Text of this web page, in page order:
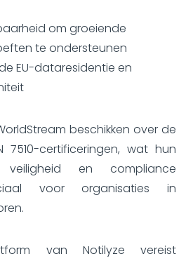
om groeiende
te ondersteunen
EU-dataresidentie en
beschikken over de
7510-certificeringen, wat hun
en compliance
voor organisaties in
van Notilyze vereist